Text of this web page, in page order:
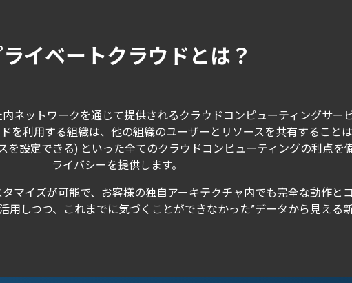
ライベートクラウドとは？
ネットワークを通じて提供されるクラウドコンピューティングサー
を利用する組織は、他の組織のユーザーとリソースを共有すること
設定できる) といった全てのクラウドコンピューティングの利点を
ライバシーを提供します。
マイズが可能で、お客様の独自アーキテクチャ内でも完全な動作と
しつつ、これまでに気づくことができなかった”データから見える